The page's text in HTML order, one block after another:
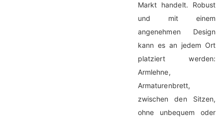
Markt handelt. Robust
und mit einem
angenehmen Design
kann es an jedem Ort
platziert werden:
Armlehne,
Armaturenbrett,
zwischen den Sitzen,
ohne unbequem oder